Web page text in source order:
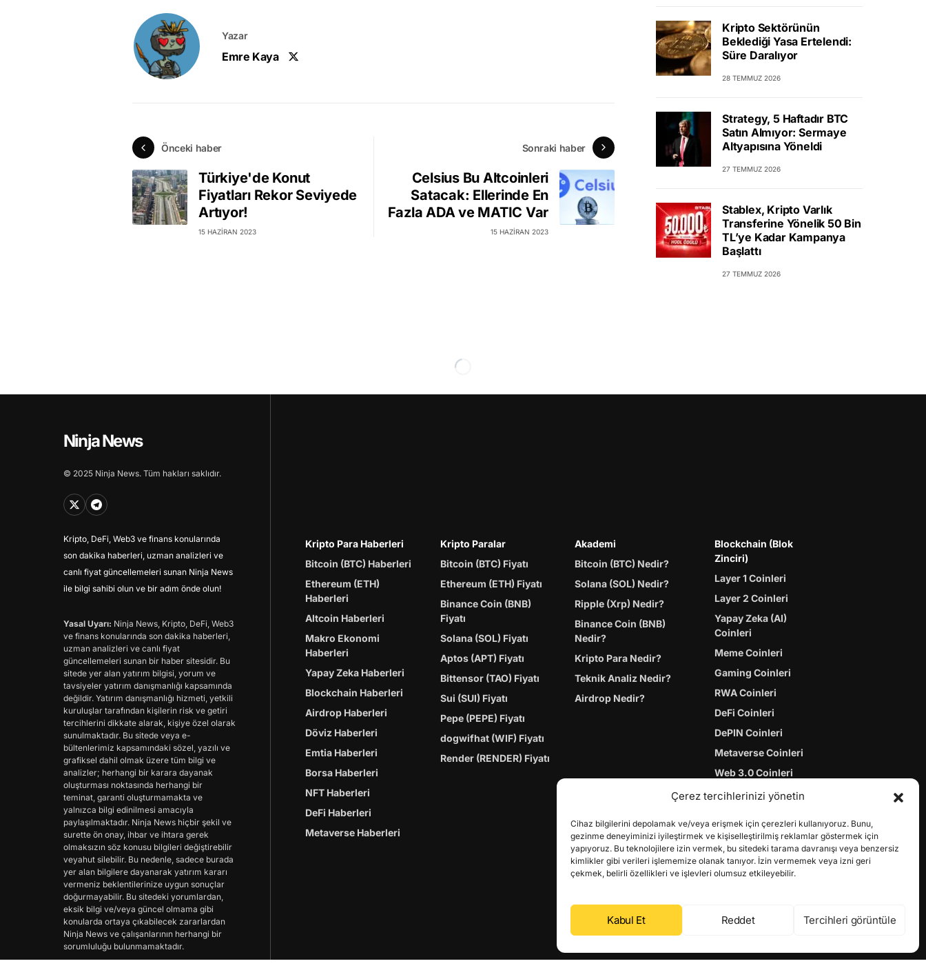
Çerez tercihlerinizi yönetin
Cihaz bilgilerini depolamak ve/veya erişmek için çerezleri kullanıyoruz. Bunu,
gezinme deneyiminizi iyileştirmek ve kişiselleştirilmiş reklamlar göstermek için
yapıyoruz. Bu teknolojilere izin vermek, bu sitedeki tarama davranışı veya benzersiz
kimlikler gibi verileri işlememize olanak tanıyor. İzin vermemek veya izni geri
çekmek, belirli özellikleri ve işlevleri olumsuz etkileyebilir.
Kabul Et Reddet Tercihleri görüntüle
Yazar
Emre Kaya
Önceki haber
Türkiye'de Konut
Fiyatları Rekor Seviyede
Artıyor!
15 HAZIRAN 2023
Sonraki haber
Celsius Bu Altcoinleri
Satacak: Ellerinde En
Fazla ADA ve MATIC Var
15 HAZIRAN 2023
Kripto Sektörünün
Beklediği Yasa Ertelendi:
Süre Daralıyor
28 TEMMUZ 2026
Strategy, 5 Haftadır BTC
Satın Almıyor: Sermaye
Altyapısına Yöneldi
27 TEMMUZ 2026
Stablex, Kripto Varlık
Transferine Yönelik 50 Bin
TL’ye Kadar Kampanya
Başlattı
27 TEMMUZ 2026
Ninja News
© 2025 Ninja News. Tüm hakları saklıdır.
Kripto, DeFi, Web3 ve finans konularında
son dakika haberleri, uzman analizleri ve
canlı fiyat güncellemeleri sunan Ninja News
ile bilgi sahibi olun ve bir adım önde olun!
Yasal Uyarı: Ninja News, Kripto, DeFi, Web3
ve finans konularında son dakika haberleri,
uzman analizleri ve canlı fiyat
güncellemeleri sunan bir haber sitesidir. Bu
sitede yer alan yatırım bilgisi, yorum ve
tavsiyeler yatırım danışmanlığı kapsamında
değildir. Yatırım danışmanlığı hizmeti, yetkili
kuruluşlar tarafından kişilerin risk ve getiri
tercihlerini dikkate alarak, kişiye özel olarak
sunulmaktadır. Bu sitede veya e-
bültenlerimiz kapsamındaki sözel, yazılı ve
grafiksel dahil olmak üzere tüm bilgi ve
analizler; herhangi bir karara dayanak
oluşturması noktasında herhangi bir
teminat, garanti oluşturmamakta ve
yalnızca bilgi edinilmesi amacıyla
paylaşılmaktadır. Ninja News hiçbir şekil ve
surette ön onay, ihbar ve ihtara gerek
olmaksızın söz konusu bilgileri değiştirebilir
veyahut silebilir. Bu nedenle, sadece burada
yer alan bilgilere dayanarak yatırım kararı
vermeniz beklentilerinize uygun sonuçlar
doğurmayabilir. Bu sitedeki yorumlardan,
eksik bilgi ve/veya güncel olmama gibi
konularda ortaya çıkabilecek zararlardan
Ninja News ve çalışanlarının herhangi bir
sorumluluğu bulunmamaktadır.
Kripto Para Haberleri
Bitcoin (BTC) Haberleri
Ethereum (ETH)
Haberleri
Altcoin Haberleri
Makro Ekonomi
Haberleri
Yapay Zeka Haberleri
Blockchain Haberleri
Airdrop Haberleri
Döviz Haberleri
Emtia Haberleri
Borsa Haberleri
NFT Haberleri
DeFi Haberleri
Metaverse Haberleri
Kripto Paralar
Bitcoin (BTC) Fiyatı
Ethereum (ETH) Fiyatı
Binance Coin (BNB)
Fiyatı
Solana (SOL) Fiyatı
Aptos (APT) Fiyatı
Bittensor (TAO) Fiyatı
Sui (SUI) Fiyatı
Pepe (PEPE) Fiyatı
dogwifhat (WIF) Fiyatı
Render (RENDER) Fiyatı
Akademi
Bitcoin (BTC) Nedir?
Solana (SOL) Nedir?
Ripple (Xrp) Nedir?
Binance Coin (BNB)
Nedir?
Kripto Para Nedir?
Teknik Analiz Nedir?
Airdrop Nedir?
Blockchain (Blok
Zinciri)
Layer 1 Coinleri
Layer 2 Coinleri
Yapay Zeka (AI)
Coinleri
Meme Coinleri
Gaming Coinleri
RWA Coinleri
DeFi Coinleri
DePIN Coinleri
Metaverse Coinleri
Web 3.0 Coinleri
Coin Türevleri